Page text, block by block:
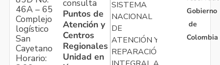
46A – 65
Complejo
logístico
San
Cayetano
Horario:
consulta
Puntos de
Atención y
Centros
Regionales
Unidad en
SISTEMA
NACIONAL
DE
ATENCIÓN Y
REPARACIÓN
Gobierno
de
Colombia